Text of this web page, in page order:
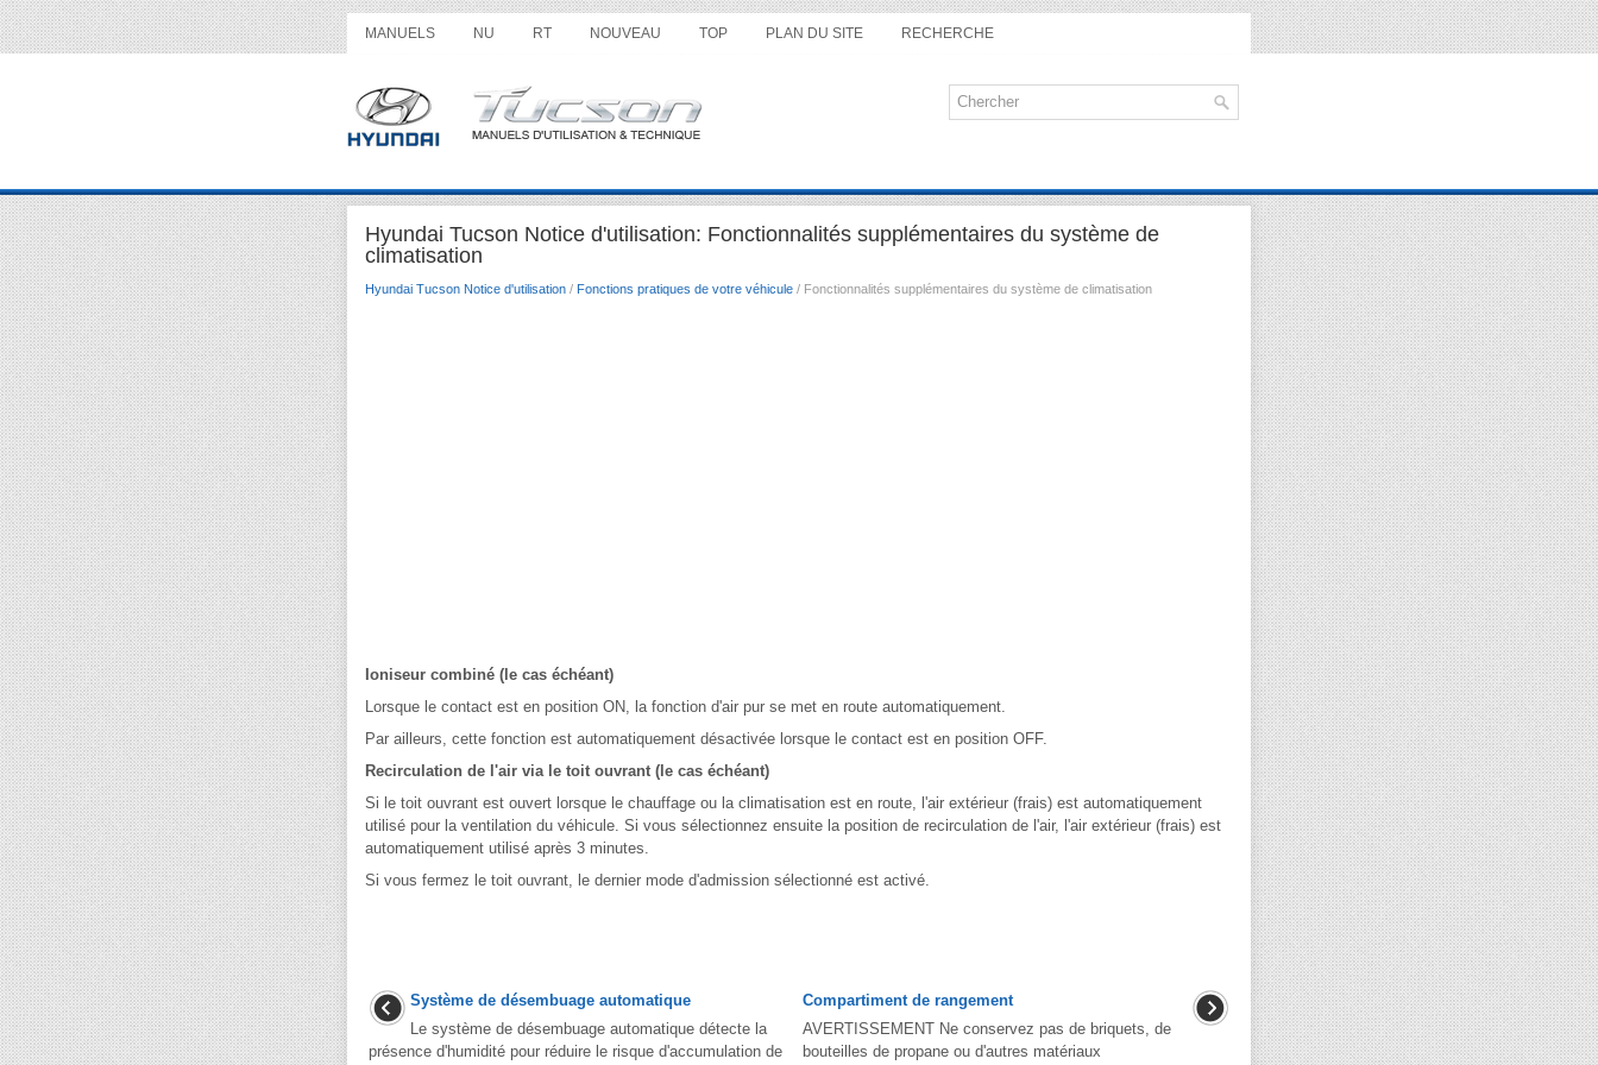
MANUELS NU RT NOUVEAU TOP PLAN DU SITE RECHERCHE
Hyundai Tucson Notice d'utilisation: Fonctionnalités supplémentaires du système de
climatisation
Hyundai Tucson Notice d'utilisation / Fonctions pratiques de votre véhicule / Fonctionnalités supplémentaires du système de climatisation
Ioniseur combiné (le cas échéant)
Lorsque le contact est en position ON, la fonction d'air pur se met en route automatiquement.
Par ailleurs, cette fonction est automatiquement désactivée lorsque le contact est en position OFF.
Recirculation de l'air via le toit ouvrant (le cas échéant)
Si le toit ouvrant est ouvert lorsque le chauffage ou la climatisation est en route, l'air extérieur (frais) est automatiquement
utilisé pour la ventilation du véhicule. Si vous sélectionnez ensuite la position de recirculation de l'air, l'air extérieur (frais) est
automatiquement utilisé après 3 minutes.
Si vous fermez le toit ouvrant, le dernier mode d'admission sélectionné est activé.
Système de désembuage automatique
Le système de désembuage automatique détecte la
présence d'humidité pour réduire le risque d'accumulation de
Compartiment de rangement
AVERTISSEMENT Ne conservez pas de briquets, de
bouteilles de propane ou d'autres matériaux